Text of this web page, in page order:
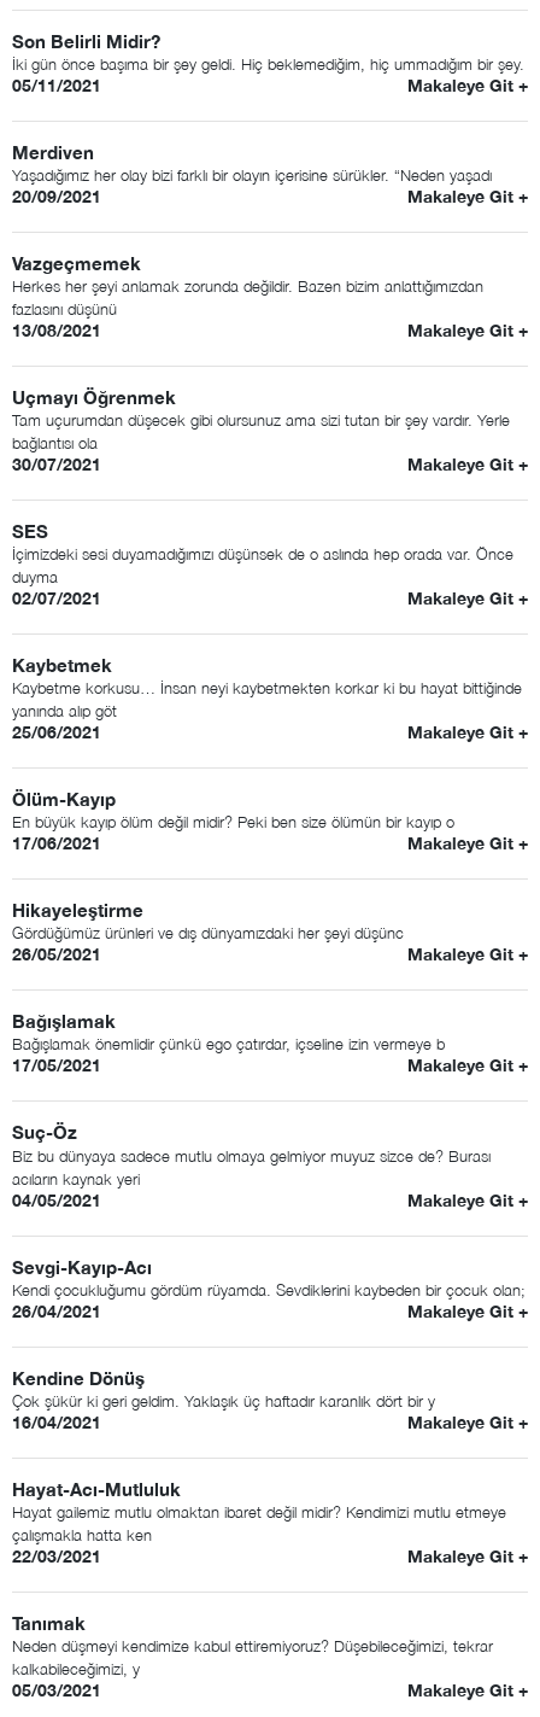
Son Belirli Midir?
İki gün önce başıma bir şey geldi. Hiç beklemediğim, hiç ummadığım bir şey.
05/11/2021 Makaleye Git +
Merdiven
Yaşadığımız her olay bizi farklı bir olayın içerisine sürükler. “Neden yaşadı
20/09/2021 Makaleye Git +
Vazgeçmemek
Herkes her şeyi anlamak zorunda değildir. Bazen bizim anlattığımızdan
fazlasını düşünü
13/08/2021 Makaleye Git +
Uçmayı Öğrenmek
Tam uçurumdan düşecek gibi olursunuz ama sizi tutan bir şey vardır. Yerle
bağlantısı ola
30/07/2021 Makaleye Git +
SES
İçimizdeki sesi duyamadığımızı düşünsek de o aslında hep orada var. Önce
duyma
02/07/2021 Makaleye Git +
Kaybetmek
Kaybetme korkusu… İnsan neyi kaybetmekten korkar ki bu hayat bittiğinde
yanında alıp göt
25/06/2021 Makaleye Git +
Ölüm-Kayıp
En büyük kayıp ölüm değil midir? Peki ben size ölümün bir kayıp o
17/06/2021 Makaleye Git +
Hikayeleştirme
Gördüğümüz ürünleri ve dış dünyamızdaki her şeyi düşünc
26/05/2021 Makaleye Git +
Bağışlamak
Bağışlamak önemlidir çünkü ego çatırdar, içseline izin vermeye b
17/05/2021 Makaleye Git +
Suç-Öz
Biz bu dünyaya sadece mutlu olmaya gelmiyor muyuz sizce de? Burası
acıların kaynak yeri
04/05/2021 Makaleye Git +
Sevgi-Kayıp-Acı
Kendi çocukluğumu gördüm rüyamda. Sevdiklerini kaybeden bir çocuk olan;
26/04/2021 Makaleye Git +
Kendine Dönüş
Çok şükür ki geri geldim. Yaklaşık üç haftadır karanlık dört bir y
16/04/2021 Makaleye Git +
Hayat-Acı-Mutluluk
Hayat gailemiz mutlu olmaktan ibaret değil midir? Kendimizi mutlu etmeye
çalışmakla hatta ken
22/03/2021 Makaleye Git +
Tanımak
Neden düşmeyi kendimize kabul ettiremiyoruz? Düşebileceğimizi, tekrar
kalkabileceğimizi, y
05/03/2021 Makaleye Git +